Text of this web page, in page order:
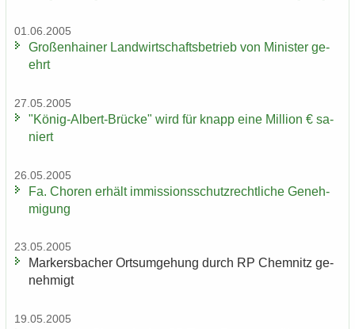
01.06.2005
Gro­ßen­hai­ner Land­wirt­schafts­be­trieb von Mi­nis­ter ge­
ehrt
27.05.2005
"König-​Albert-Brücke" wird für knapp eine Mil­li­on € sa­
niert
26.05.2005
Fa. Cho­ren er­hält im­mis­si­ons­schutz­recht­li­che Ge­neh­
mi­gung
23.05.2005
Mar­kers­ba­cher Orts­um­ge­hung durch RP Chem­nitz ge­
neh­migt
19.05.2005